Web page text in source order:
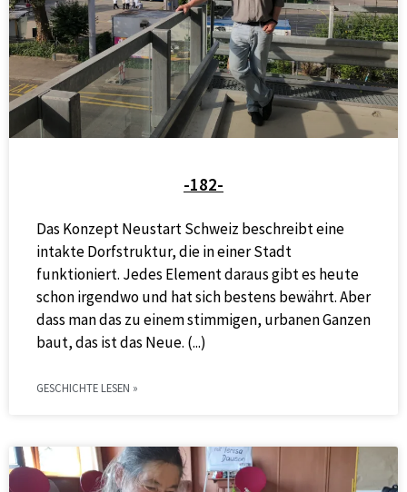
-182-
Das Konzept Neustart Schweiz beschreibt eine
intakte Dorfstruktur, die in einer Stadt
funktioniert. Jedes Element daraus gibt es heute
schon irgendwo und hat sich bestens bewährt. Aber
dass man das zu einem stimmigen, urbanen Ganzen
baut, das ist das Neue.
GESCHICHTE LESEN »